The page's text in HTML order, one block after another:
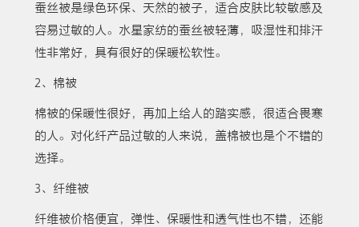
蚕丝被是绿色环保、天然的被子，适合皮肤比较敏感及
容易过敏的人。水星家纺的蚕丝被轻薄，吸湿性和排汗
性非常好，具有很好的保暖松软性。
2、棉被
棉被的保暖性很好，再加上给人的踏实感，很适合畏寒
的人。对化纤产品过敏的人来说，盖棉被也是个不错的
选择。
3、纤维被
纤维被价格便宜，弹性、保暖性和透气性也不错，还能